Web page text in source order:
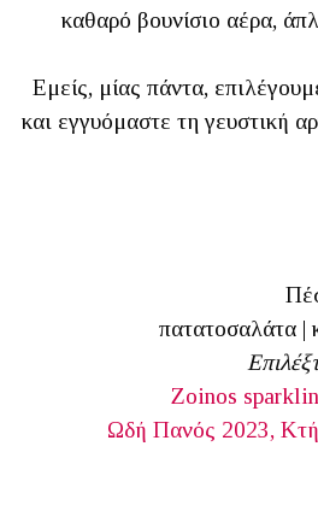
καθαρό βουνίσιο αέρα,
Εμείς, μίας πάντα,
και εγγυόμαστε τη γευστική
πατατοσαλάτα |
Zoinos
Ωδή Πανός 2023,